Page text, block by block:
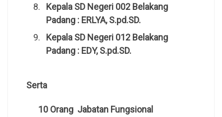
Kepala SD Negeri 002 Belakang
Padang : ERLYA, S.pd.SD.
Kepala SD Negeri 012 Belakang
Padang : EDY, S.pd.SD.
Serta
10 Orang Jabatan Fungsional